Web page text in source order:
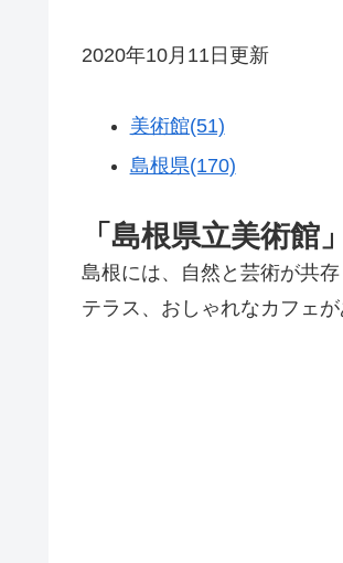
2020年10月11日更新
美術館(51)
島根県(170)
「島根県立美術
島根には、自然と芸術が共
テラス、おしゃれなカフェ